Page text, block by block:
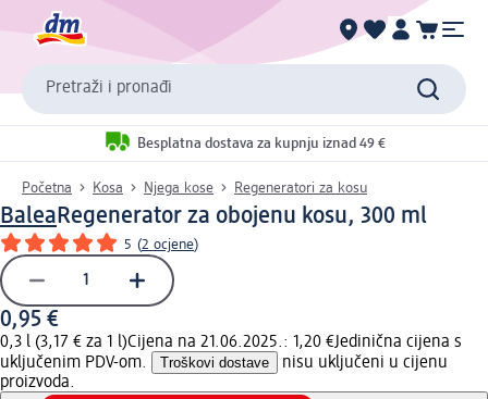
Pretraži i pronađi
Besplatna dostava za kupnju iznad 49 €
Početna Kosa Njega kose Regeneratori za kosu
BaleaRegenerator za obojenu kosu, 300 ml
5 (2 ocjene)
0,95 €
0,3 l (3,17 € za 1 l)Cijena na 21.06.2025.: 1,20 €Jedinična cijena s
uključenim PDV-om.
Troškovi dostave
nisu uključeni u cijenu
proizvoda.